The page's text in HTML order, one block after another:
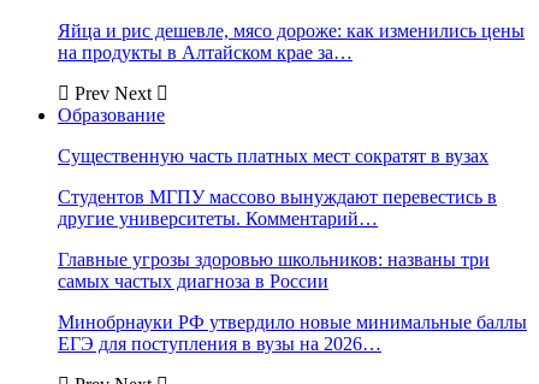
Яйца и рис дешевле, мясо дороже: как изменились цены
на продукты в Алтайском крае за…
Prev Next
Образование
Существенную часть платных мест сократят в вузах
Студентов МГПУ массово вынуждают перевестись в
другие университеты. Комментарий…
Главные угрозы здоровью школьников: названы три
самых частых диагноза в России
Минобрнауки РФ утвердило новые минимальные баллы
ЕГЭ для поступления в вузы на 2026…